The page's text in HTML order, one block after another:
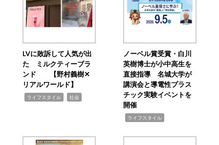
LVに敗訴して人気が出
た ミルクティーブラ
ンド 【野村義樹✕
リアルワールド】
ライフスタイル 社会
ノーベル賞受賞・白川
英樹博士が小中高生を
直接指導 名城大学が
講演会と導電性プラス
チック実験イベントを
開催
ライフスタイル